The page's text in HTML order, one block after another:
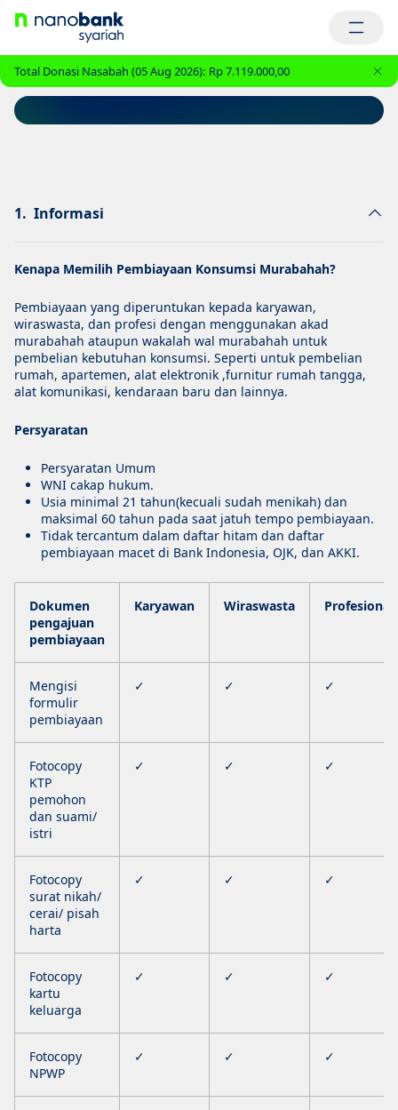
Total Donasi Nasabah (05 Aug 2026): Rp 7.119.000,00
Murabahah
1. Informasi
Kenapa Memilih Pembiayaan Konsumsi Murabahah?
Pembiayaan yang diperuntukan kepada karyawan,
wiraswasta, dan profesi dengan menggunakan akad
murabahah ataupun wakalah wal murabahah untuk
pembelian kebutuhan konsumsi. Seperti untuk pembelian
rumah, apartemen, alat elektronik ,furnitur rumah tangga,
alat komunikasi, kendaraan baru dan lainnya.
Persyaratan
Persyaratan Umum
WNI cakap hukum.
Usia minimal 21 tahun(kecuali sudah menikah) dan
maksimal 60 tahun pada saat jatuh tempo pembiayaan.
Tidak tercantum dalam daftar hitam dan daftar
pembiayaan macet di Bank Indonesia, OJK, dan AKKI.
Dokumen
pengajuan
pembiayaan
Karyawan Wiraswasta Profesional
Mengisi
formulir
pembiayaan
✓ ✓ ✓
Fotocopy
KTP
pemohon
dan suami/
istri
✓ ✓ ✓
Fotocopy
surat nikah/
cerai/ pisah
harta
✓ ✓ ✓
Fotocopy
kartu
keluarga
✓ ✓ ✓
Fotocopy
NPWP
✓ ✓ ✓